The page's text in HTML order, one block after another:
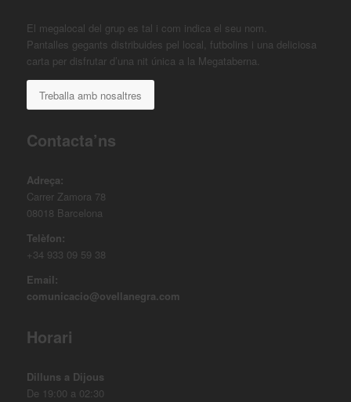
El megalocal del grup es tal i com indica el seu nom.
Pantalles gegants distribuides pel local, futbolins i una deliciosa
carta per disfrutar d’una nit única a la Megataberna.
Treballa amb nosaltres
Contacta’ns
Adreça:
Carrer Zamora 78
08018 Barcelona
Telèfon:
+34 933 09 59 38
Email:
comunicacio@ovellanegra.com
Horari
Dilluns a Dijous
De 19:00 a 02:30